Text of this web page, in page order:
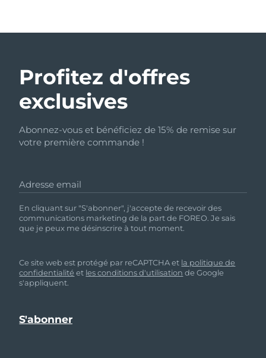
Profitez d'offres
exclusives
Abonnez-vous et bénéficiez de 15% de remise sur
votre première commande !
Adresse email
En cliquant sur "S'abonner", j'accepte de recevoir des
communications marketing de la part de FOREO. Je sais
que je peux me désinscrire à tout moment.
Ce site web est protégé par reCAPTCHA et la politique de
confidentialité et les conditions d'utilisation de Google
s'appliquent.